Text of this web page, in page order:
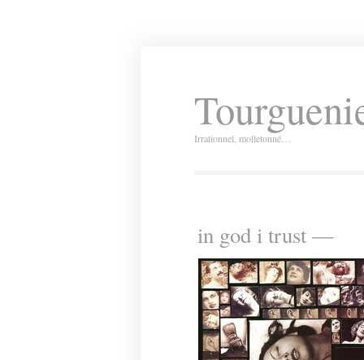
Irrationnel, molletonné…
in god i trust —